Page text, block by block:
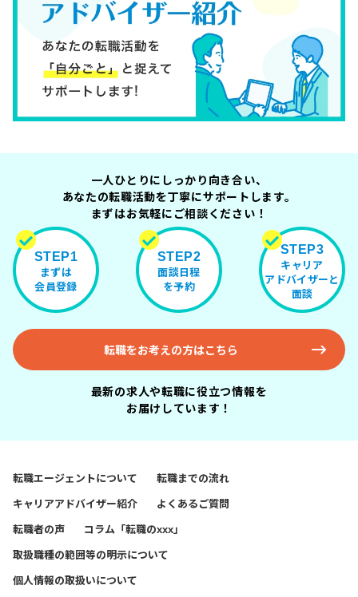
一人ひとりにしっかり向き合い、
あなたの転職活動を丁寧にサポートします。
まずはお気軽にご相談ください！
STEP1
まずは
会員登録
STEP2
面談日程
を予約
STEP3
キャリア
アドバイザーと
面談
転職をお考えの方はこちら
最新の求人や転職に役立つ情報を
お届けしています！
転職エージェントについて 転職までの流れ
キャリアアドバイザー紹介 よくあるご質問
転職者の声 コラム「転職のxxx」
取扱職種の範囲等の明示について
個人情報の取扱いについて